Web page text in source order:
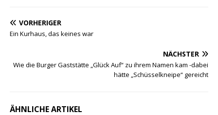
VORHERIGER
Ein Kurhaus, das keines war
NÄCHSTER
Wie die Burger Gaststätte „Glück Auf“ zu ihrem Namen kam -dabei
hätte „Schüsselkneipe“ gereicht
ÄHNLICHE ARTIKEL